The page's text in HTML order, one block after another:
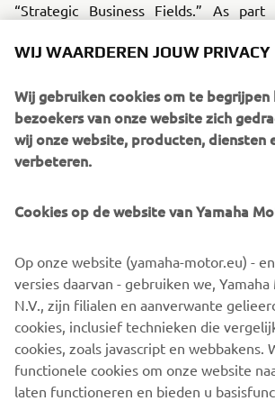
“Strategic Business Fields.” As
management resources to these
businesses, the Company will promote
unique to Yamaha Motor through co-
and with the technologies and expertise
date.
Established: February 2023
Total fund amount:US$100 million
Fund period:
Investment target:
Startups with
and ample business growth potential in
transportation, robotics, data/AI, fintech/
digital health and wellness
WIJ WAARDEREN JOUW PRIVACY
Wij gebruiken cookies om te begrijpen
bezoekers van onze website zich
wij onze website, producten, diensten
verbeteren.
Cookies op de website van Yamaha
Op onze website (yamaha-motor.eu) -
versies daarvan - gebruiken we,
N.V., zijn filialen en aanverwante
cookies, inclusief technieken die
cookies, zoals javascript en webbakens.
functionele cookies om onze website
laten functioneren en bieden u